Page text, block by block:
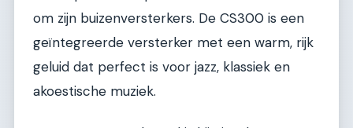
om zijn buizenversterkers. De CS300 is een
geïntegreerde versterker met een warm, rijk
geluid dat perfect is voor jazz, klassiek en
akoestische muziek.